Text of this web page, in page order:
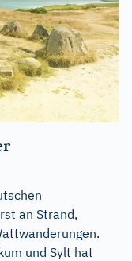
an Strand,
und Sylt hat